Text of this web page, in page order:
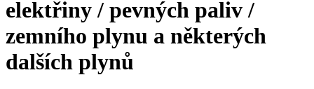
elektřiny / pevných paliv /
zemního plynu a některých
dalších plynů